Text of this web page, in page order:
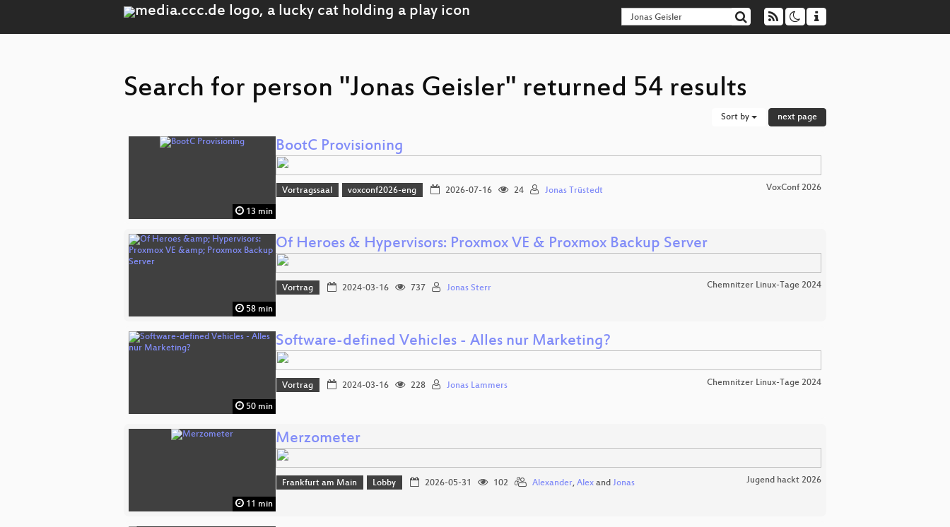
Search for person "Jonas Geisler" returned 54 results
Sort by next page
13 min
BootC Provisioning
Vortragssaal voxconf2026-eng 2026-07-16 24 Jonas Trüstedt VoxConf 2026
58 min
Of Heroes & Hypervisors: Proxmox VE & Proxmox Backup Server
Vortrag 2024-03-16 737 Jonas Sterr Chemnitzer Linux-Tage 2024
50 min
Software-defined Vehicles - Alles nur Marketing?
Vortrag 2024-03-16 228 Jonas Lammers Chemnitzer Linux-Tage 2024
11 min
Merzometer
Frankfurt am Main Lobby 2026-05-31 102 Alexander, Alexand Jonas Jugend hackt 2026